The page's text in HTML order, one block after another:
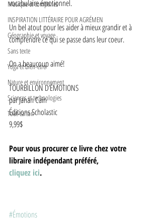
Musique et comptines
INSPIRATION LITTÉRAIRE POUR AGRÉMEN
Géographie et voyage
Sans texte
Yoga et bien-être
Nature et environnement
Sciences et technologies
Tout-carton
vocabulaire émotionnel.
Un bel atout pour les aider à mieux grandir et à
comprendre ce qui se passe dans leur coeur.
On a beaucoup aimé!
TOURBILLON D’ÉMOTIONS
par Janan Cain
Éditions Scholastic
9,99$
Pour vous procurer ce livre chez votre
libraire indépendant préféré,
cliquez ici.
#Émotions